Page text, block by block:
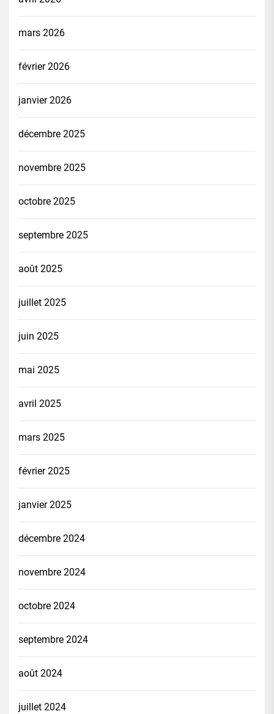
mars 2026
février 2026
janvier 2026
décembre 2025
novembre 2025
octobre 2025
septembre 2025
août 2025
juillet 2025
juin 2025
mai 2025
avril 2025
mars 2025
février 2025
janvier 2025
décembre 2024
novembre 2024
octobre 2024
septembre 2024
août 2024
juillet 2024